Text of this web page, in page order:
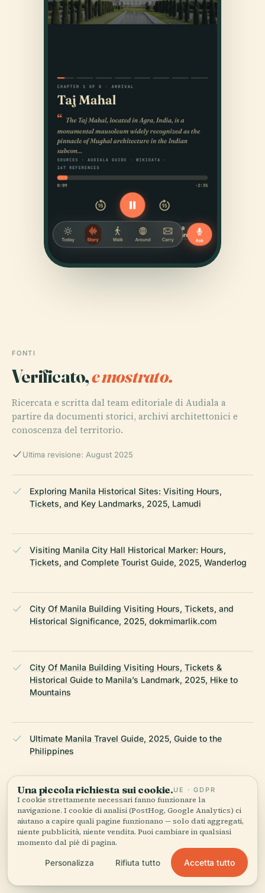
FONTI
Verificato,e mostrato.
Ricercata e scritta dal team editoriale di Audiala a
partire da documenti storici, archivi architettonici e
conoscenza del territorio.
Ultima revisione: August 2025
Exploring Manila Historical Sites: Visiting Hours,
Tickets, and Key Landmarks, 2025, Lamudi
Visiting Manila City Hall Historical Marker: Hours,
Tickets, and Complete Tourist Guide, 2025, Wanderlog
City Of Manila Building Visiting Hours, Tickets, and
Historical Significance, 2025, dokmimarlik.com
City Of Manila Building Visiting Hours, Tickets &
Historical Guide to Manila’s Landmark, 2025, Hike to
Mountains
Ultimate Manila Travel Guide, 2025, Guide to the
Philippines
Notable Places in Manila Every History Buff Should
Visit, 2025, Out of Town Blog
10 Historic Places in Metro Manila You Need to Know,
2025, Spot.ph
Una piccola richiesta sui cookie.UE · GDPR
I cookie strettamente necessari fanno funzionare la
navigazione. I cookie di analisi (PostHog, Google Analytics) ci
aiutano a capire quali pagine funzionano — solo dati aggregati,
niente pubblicità, niente vendita. Puoi cambiare in qualsiasi
momento dal piè di pagina.
Personalizza Rifiuta tutto Accetta tutto